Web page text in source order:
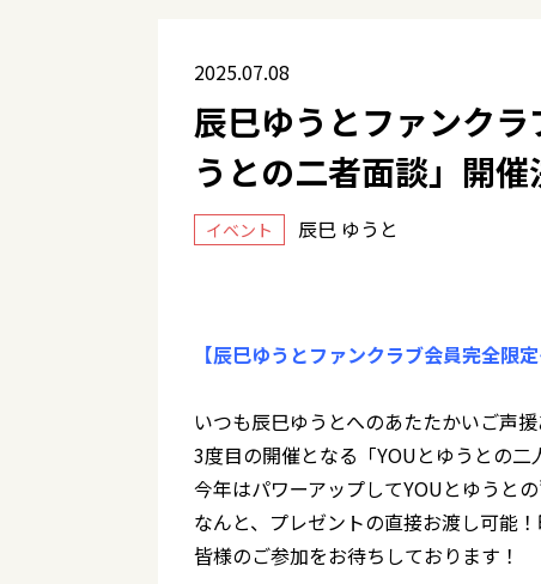
2025.07.08
辰巳ゆうとファンク
うとの二者面談」開催
イベント 辰巳 ゆうと
【辰巳ゆうとファンクラブ会員完全限
いつも辰巳ゆうとへのあたたかいご声援
3度目の開催となる「YOUとゆうとの
今年はパワーアップしてYOUとゆうとの
なんと、プレゼントの直接お渡し可能
皆様のご参加をお待ちしております！